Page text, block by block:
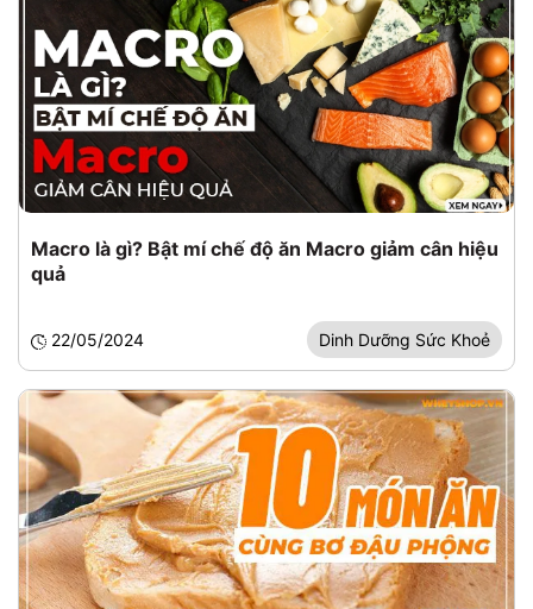
Macro là gì? Bật mí chế độ ăn Macro giảm cân hiệu
quả
22/05/2024 Dinh Dưỡng Sức Khoẻ